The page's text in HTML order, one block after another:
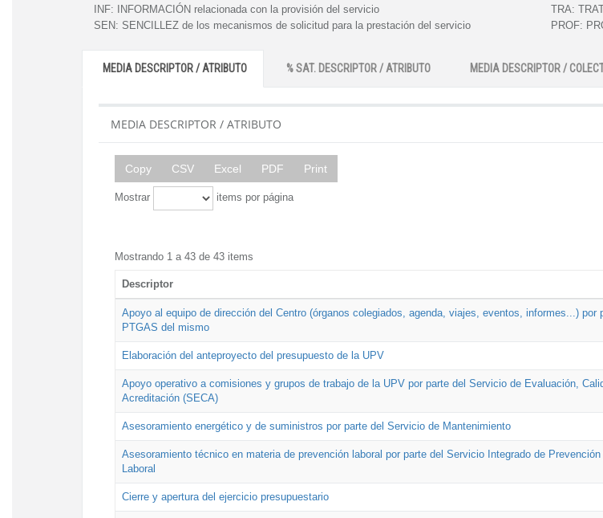
INF:
INFORMACIÓN relacionada con la provisión del servicio
SEN: SENCILLEZ de los mecanismos de solicitud para la prestación del servicio
TRA:
PROF:
MEDIA DESCRIPTOR / ATRIBUTO % SAT. DESCRIPTOR / ATRIBUTO MEDIA DESCRIPTOR /
MEDIA DESCRIPTOR / ATRIBUTO
Copy CSV Excel PDF Print
Mostrar items por página
Mostrando 1 a 43 de 43 items
Descriptor
Apoyo al equipo de dirección del Centro (órganos colegiados, agenda, viajes, eventos, informes...) por
PTGAS del mismo
Elaboración del anteproyecto del presupuesto de la UPV
Apoyo operativo a comisiones y grupos de trabajo de la UPV por parte del Servicio de Evaluación,
Acreditación (SECA)
Asesoramiento energético y de suministros por parte del Servicio de Mantenimiento
Asesoramiento técnico en materia de prevención laboral por parte del Servicio Integrado de
Laboral
Cierre y apertura del ejercicio presupuestario